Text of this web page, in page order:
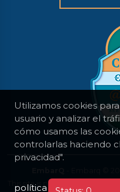
This site is protected by
Utilizamos cookies
usuario y analizar el
cómo usamos las
controlarlas haciendo
privacidad".
política de privacidad